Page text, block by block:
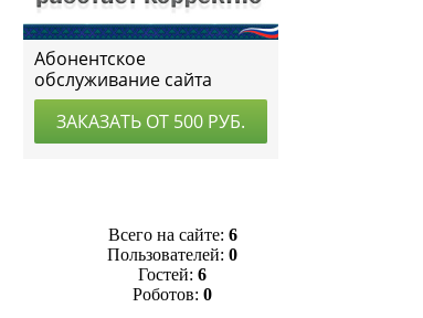
Всего на сайте: 6
Пользователей: 0
Гостей: 6
Роботов: 0